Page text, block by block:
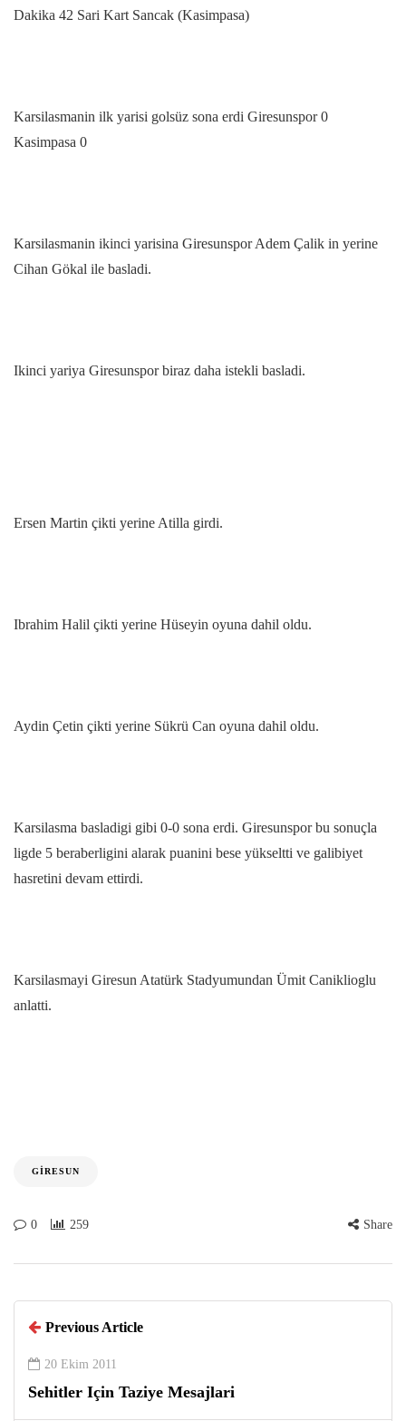
Dakika 42 Sari Kart Sancak (Kasimpasa)
Karsilasmanin ilk yarisi golsüz sona erdi Giresunspor 0
Kasimpasa 0
Karsilasmanin ikinci yarisina Giresunspor Adem Çalik in yerine
Cihan Gökal ile basladi.
Ikinci yariya Giresunspor biraz daha istekli basladi.
Ersen Martin çikti yerine Atilla girdi.
Ibrahim Halil çikti yerine Hüseyin oyuna dahil oldu.
Aydin Çetin çikti yerine Sükrü Can oyuna dahil oldu.
Karsilasma basladigi gibi 0-0 sona erdi. Giresunspor bu sonuçla
ligde 5 beraberligini alarak puanini bese yükseltti ve galibiyet
hasretini devam ettirdi.
Karsilasmayi Giresun Atatürk Stadyumundan Ümit Caniklioglu
anlatti.
GIRESUN
0 259 Share
Previous Article
20 Ekim 2011
Sehitler Için Taziye Mesajlari